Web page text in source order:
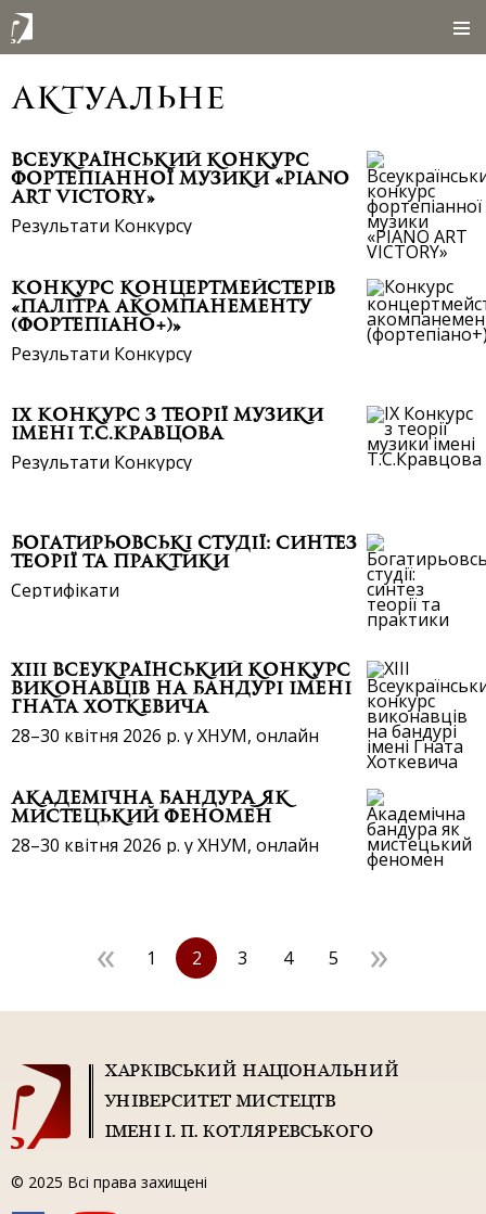
актуальне
Всеукраїнський конкурс
фортепіанної музики «PIANO
ART VICTORY»
Результати Конкурсу
Конкурс концертмейстерів
«Палітра акомпанементу
(фортепіано+)»
Результати Конкурсу
IX Конкурс з теорії музики
імені Т.С.Кравцова
Результати Конкурсу
Богатирьовські студії: синтез
теорії та практики
Сертифікати
XIIІ Всеукраїнський конкурс
виконавців на бандурі імені
Гната Хоткевича
28–30 квітня 2026 р. у ХНУМ, онлайн
Академічна бандура як
мистецький феномен
28–30 квітня 2026 р. у ХНУМ, онлайн
« 1 2 3 4 5 »
© 2025 Всі права захищені